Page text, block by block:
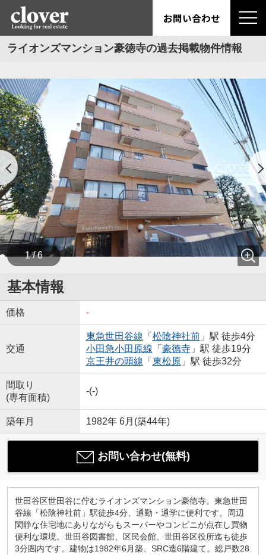
お問い合わせ
ライオンズマンション豪徳寺の過去掲載物件情報
1 / 6
基本情報
価格 -
交通
東急世田谷線 「 松陰神社前」駅 徒歩4分
小田急小田原線 「 豪徳寺」駅 徒歩19分
京王井の頭線 「 東松原」駅 徒歩32分
間取り
(専有面積)
-(-)
築年月 1982年 6月(築44年)
お問い合わせ(無料)
世田谷区世田谷に佇むライオンズマンション豪徳寺。東急世田
谷線「松陰神社前」駅徒歩4分、通勤・通学に便利です。周辺
閑静な住宅地にありながらもスーパーやコンビニが点在し買物
便利な環境。世田谷図書館、区民会館、世田谷区役所迄も徒歩
3分圏内です。建物は1982年6月築、SRC造6階建て。総戸数28